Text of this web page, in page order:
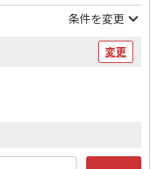
条件を変更
変更